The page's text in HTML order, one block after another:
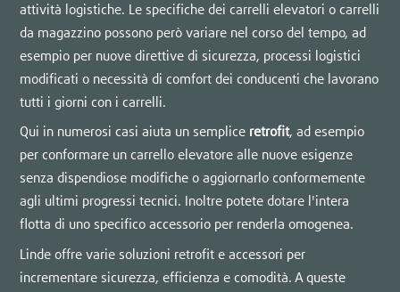
attività logistiche. Le specifiche dei carrelli elevatori o carrelli
da magazzino possono però variare nel corso del tempo, ad
esempio per nuove direttive di sicurezza, processi logistici
modificati o necessità di comfort dei conducenti che lavorano
tutti i giorni con i carrelli.
Qui in numerosi casi aiuta un semplice retrofit, ad esempio
per conformare un carrello elevatore alle nuove esigenze
senza dispendiose modifiche o aggiornarlo conformemente
agli ultimi progressi tecnici. Inoltre potete dotare l'intera
flotta di uno specifico accessorio per renderla omogenea.
Linde offre varie soluzioni retrofit e accessori per
incrementare sicurezza, efficienza e comodità. A queste